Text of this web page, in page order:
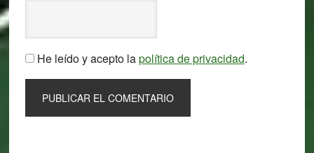
He leído y acepto lapolítica de privacidad.